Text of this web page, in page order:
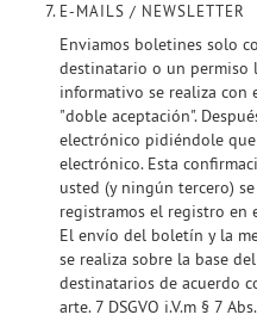
E-MAILS / NEWSLETTER
Enviamos boletines solo
destinatario o un permiso
informativo se realiza con
"doble aceptación".
electrónico pidiéndole
electrónico. Esta
usted (y ningún tercero)
registramos el registro en
El envío del boletín y la
se realiza sobre la base
destinatarios de acuerdo
arte. 7 DSGVO i.V.m § 7